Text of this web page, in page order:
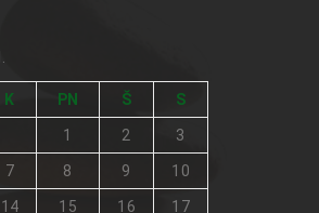
K PN Š S
1 2 3
7 8 9 10
14 15 16 17